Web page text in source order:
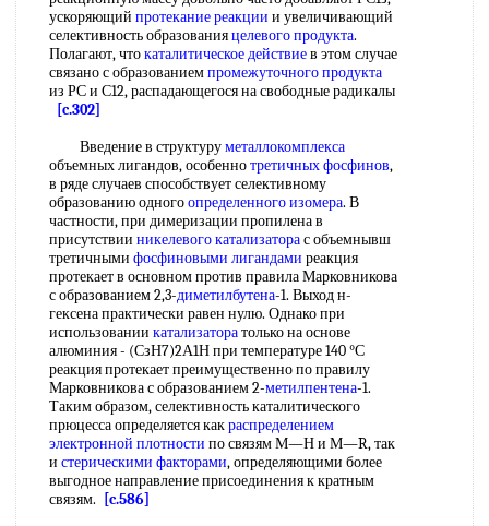
ускоряющий протекание реакции и увеличивающий
селективность образованияцелевого продукта.
Полагают, чтокаталитическое действиев этом случае
связано с образованиемпромежуточного продукта
из РС и С12, распадающегося на свободные радикалы
[c.302]
Введение в структуруметаллокомплекса
объемных лигандов, особеннотретичных фосфинов,
в ряде случаев способствует селективному
образованию одногоопределенного изомера. В
частности, при димеризации пропилена в
присутствии никелевого катализаторас объемнывш
третичными фосфиновыми лигандами реакция
протекает в основном против правила Марковникова
с образованием 2,3-диметилбутена-1. Выход н-
гексена практически равен нулю. Однако при
использовании катализаторатолько на основе
алюминия - (СзН7)2А1Н при температуре 140 °С
реакция протекает преимущественно по правилу
Марковникова с образованием 2-метилпентена-1.
Таким образом, селективность каталитического
прюцесса определяется какраспределением
электронной плотности по связям М—Н и М—R, так
и стерическими факторами, определяющими более
выгодное направление присоединения к кратным
связям.
[c.586]